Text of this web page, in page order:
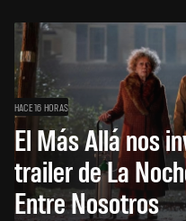
HACE 16 HORAS
El Más Allá nos
trailer de La
Entre Nosotros